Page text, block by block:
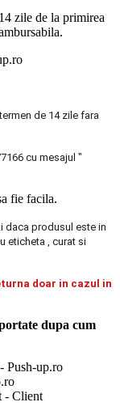
zile de la primirea
de 14 zile fara
cu mesajul "
fie facila.
daca produsul este in
eticheta , curat si
doar in cazul in
dupa cum
Push-up.ro
- Client